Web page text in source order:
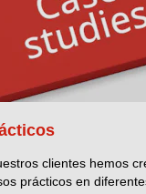
clientes hemos
prácticos en